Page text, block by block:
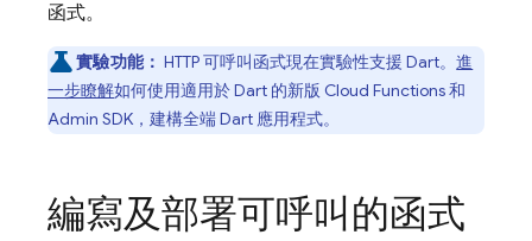
函式。
實驗功能： HTTP 可呼叫函式現在實驗性支援 Dart。進
一步瞭解如何使用適用於 Dart 的新版 Cloud Functions和
Admin SDK，建構全端 Dart 應用程式。
編寫及部署可呼叫的函式